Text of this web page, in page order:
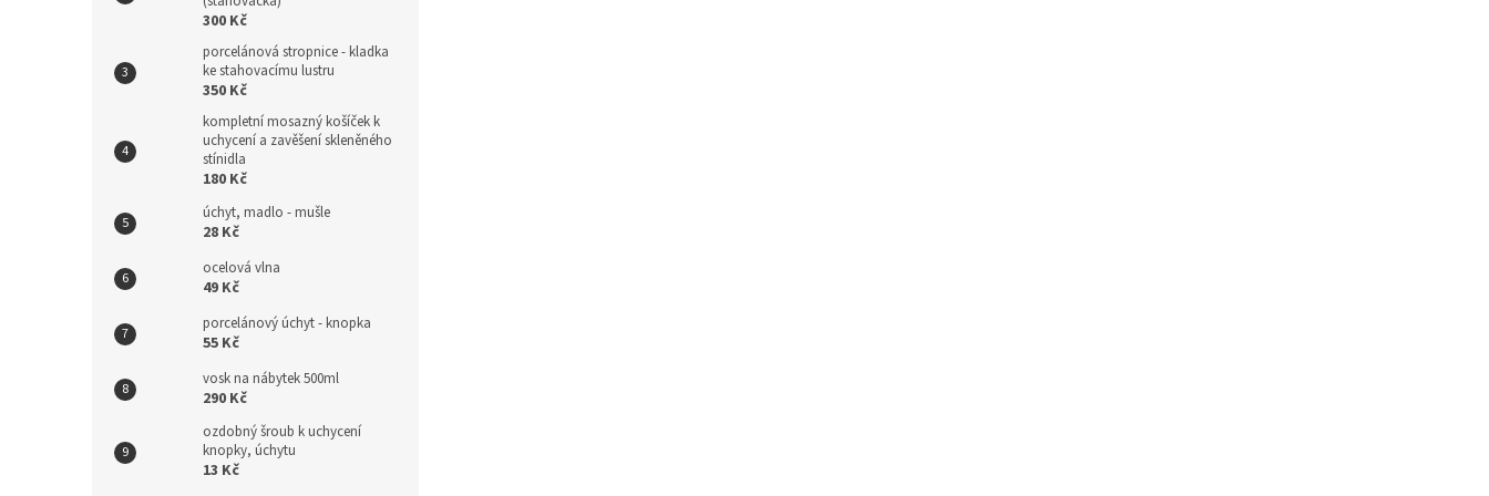
300 Kč
porcelánová stropnice - kladka
ke stahovacímu lustru
350 Kč
kompletní mosazný košíček k
uchycení a zavěšení skleněného
stínidla
180 Kč
úchyt, madlo - mušle
28 Kč
ocelová vlna
49 Kč
porcelánový úchyt - knopka
55 Kč
vosk na nábytek 500ml
290 Kč
ozdobný šroub k uchycení
knopky, úchytu
13 Kč